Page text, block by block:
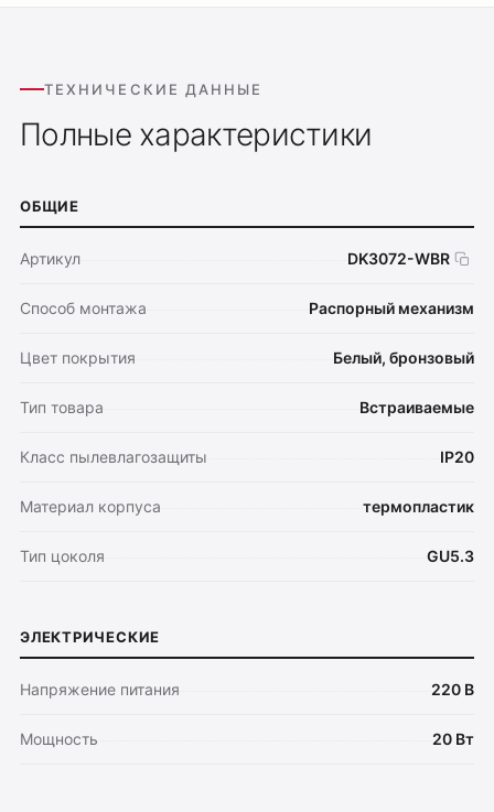
ТЕХНИЧЕСКИЕ ДАННЫЕ
Полные характеристики
ОБЩИЕ
Артикул DK3072-WBR
Способ монтажа Распорный механизм
Цвет покрытия Белый, бронзовый
Тип товара Встраиваемые
Класс пылевлагозащиты IP20
Материал корпуса термопластик
Тип цоколя GU5.3
ЭЛЕКТРИЧЕСКИЕ
Напряжение питания 220 В
Мощность 20 Вт